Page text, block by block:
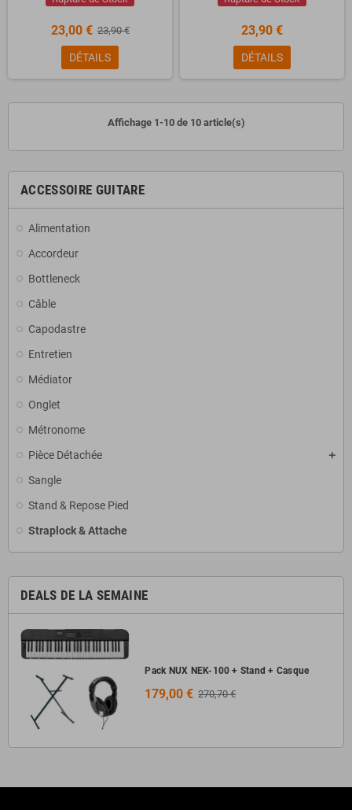
ACCESSOIRE GUITARE
Alimentation
Accordeur
Bottleneck
Câble
Capodastre
Entretien
Médiator
Onglet
Métronome
Pièce Détachée
Sangle
Stand & Repose Pied
Straplock & Attache
DEALS DE LA SEMAINE
Pack NUX NEK-100 + Stand + Casque
179,00 € 270,70 €
23,00 € 23,90 €
DÉTAILS
23,90 €
DÉTAILS
Affichage 1-10 de 10 article(s)